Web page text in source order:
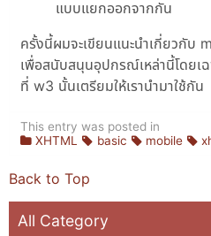
แบบแยกออกจากกัน
ครั้งนี้ผมจะเขียนแนะนำเกี่ยวกับ
เพื่อสนับสนุนอุปกรณ์เหล่านี้โดยเ
ที่ w3 นั้นเตรียมให้เรานำมาใช้กัน
This entry was posted in
XHTML
basic mobile
Back to Top
All Category